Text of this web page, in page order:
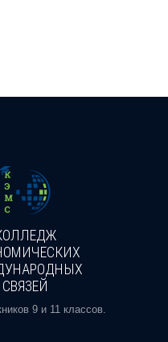
СВЯЗЕЙ
9 и 11 классов.